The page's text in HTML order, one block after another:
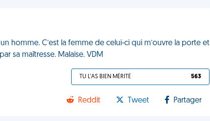
homme. C’est la femme de celui-ci qui m’ouvre la porte et
sa maîtresse. Malaise. VDM
TU L'AS BIEN MÉRITÉ 563
Reddit Tweet Partager